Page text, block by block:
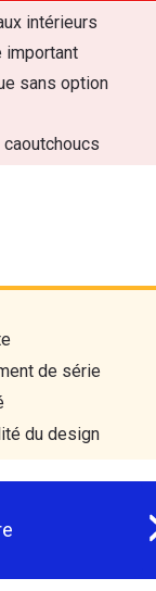
intérieurs
important
sans option
de série
du design